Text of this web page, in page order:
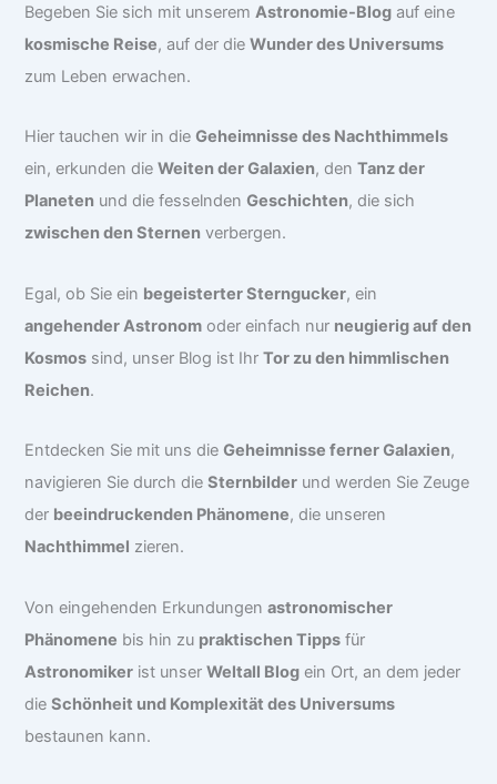
Begeben Sie sich mit unseremAstronomie-Blog auf eine
kosmische Reise, auf der dieWunder des Universums
zum Leben erwachen.
Hier tauchen wir in dieGeheimnisse des Nachthimmels
ein, erkunden dieWeiten der Galaxien, denTanz der
Planeten und die fesselndenGeschichten, die sich
zwischen den Sternen verbergen.
Egal, ob Sie ein begeisterter Sterngucker, ein
angehender Astronom oder einfach nur neugierig auf den
Kosmos sind, unser Blog ist IhrTor zu den himmlischen
Reichen.
Entdecken Sie mit uns dieGeheimnisse ferner Galaxien,
navigieren Sie durch dieSternbilder und werden Sie Zeuge
der beeindruckenden Phänomene, die unseren
Nachthimmel zieren.
Von eingehenden Erkundungenastronomischer
Phänomene bis hin zu praktischen Tipps für
Astronomiker ist unserWeltall Blog ein Ort, an dem jeder
dieSchönheit und Komplexität des Universums
bestaunen kann.